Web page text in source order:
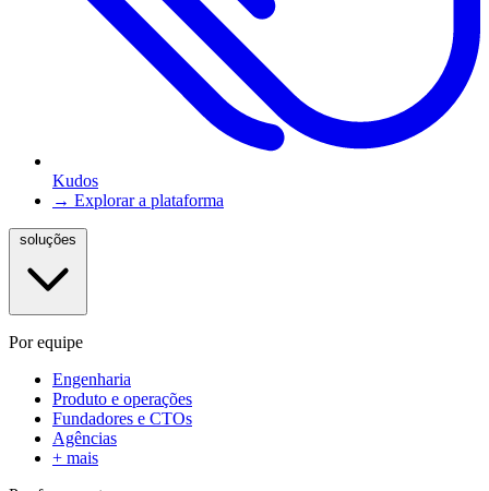
Kudos
→ Explorar a plataforma
Por equipe
Engenharia
Produto e operações
Fundadores e CTOs
Agências
+ mais